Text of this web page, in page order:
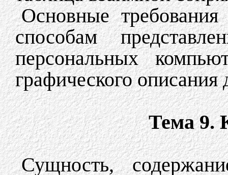
Основные
способам
персональных
графического описания
Тема 9.
Сущность,